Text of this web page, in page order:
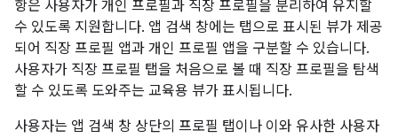
항은 사용자가 개인 프로필과 직장 프로필을 분리하여 유지할
수 있도록 지원합니다. 앱 검색 창에는 탭으로 표시된 뷰가 제공
되어 직장 프로필 앱과 개인 프로필 앱을 구분할 수 있습니다.
사용자가 직장 프로필 탭을 처음으로 볼 때 직장 프로필을 탐색
할 수 있도록 도와주는 교육용 뷰가 표시됩니다.
사용자는 앱 검색 창 상단의 프로필 탭이나 이와 유사한 사용자